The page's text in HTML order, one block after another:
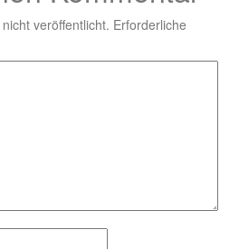
veröffentlicht. Erforderliche